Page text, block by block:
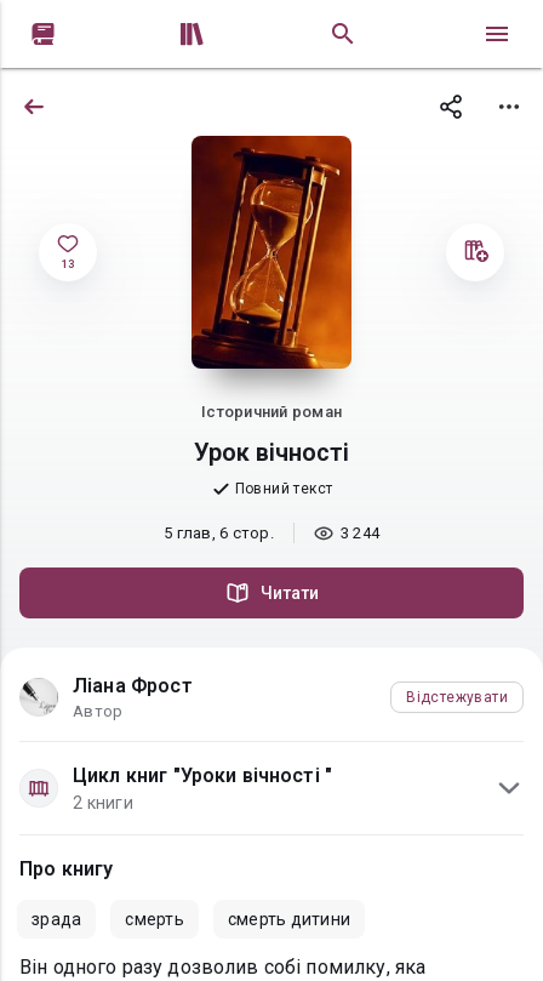
 
13
Історичний роман
Урок вічності
Повний текст
5 глав, 6 стор. 3 244
Читати
Ліана Фрост
Автор
Відстежувати
Цикл книг "Уроки вічності "
2 книги
Про книгу
зрада смерть смерть дитини
Він одного разу дозволив собі помилку, яка